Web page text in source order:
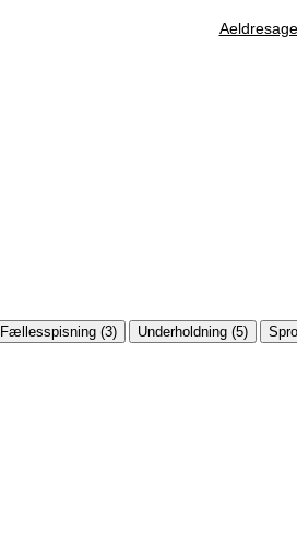
Fællesspisning (3) Underholdning (5)